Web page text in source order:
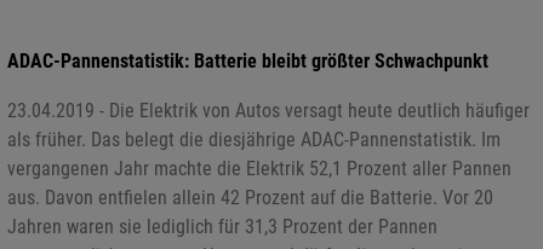
ADAC-Pannenstatistik: Batterie bleibt größter Schwachpunkt
23.04.2019 - Die Elektrik von Autos versagt heute deutlich häufiger
als früher. Das belegt die diesjährige ADAC-Pannenstatistik. Im
vergangenen Jahr machte die Elektrik 52,1 Prozent aller Pannen
aus. Davon entfielen allein 42 Prozent auf die Batterie. Vor 20
Jahren waren sie lediglich für 31,3 Prozent der Pannen